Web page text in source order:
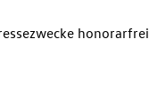
honorarfrei